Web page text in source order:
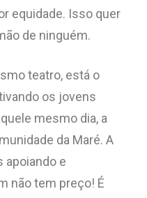
equidade. Isso quer
de ninguém.
teatro, está o
os jovens
mesmo dia, a
da Maré. A
apoiando e
não tem preço! É